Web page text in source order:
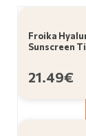
Froika
Sunscreen
21.49€